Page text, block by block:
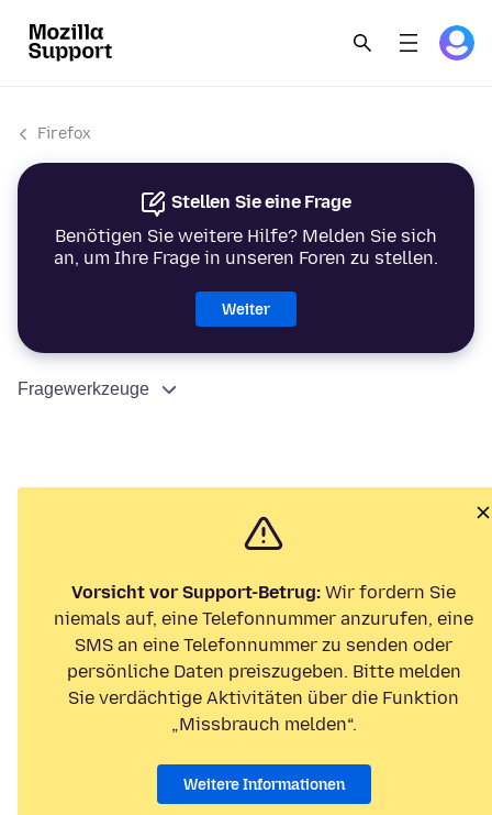
Firefox
Stellen Sie eine Frage
Benötigen Sie weitere Hilfe? Melden Sie sich
an, um Ihre Frage in unseren Foren zu stellen.
Weiter
Fragewerkzeuge
Vorsicht vor Support-Betrug: Wir fordern Sie
niemals auf, eine Telefonnummer anzurufen, eine
SMS an eine Telefonnummer zu senden oder
persönliche Daten preiszugeben. Bitte melden
Sie verdächtige Aktivitäten über die Funktion
„Missbrauch melden“.
Weitere Informationen